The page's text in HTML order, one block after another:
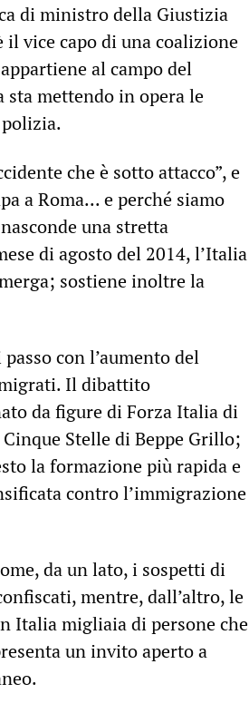
di ministro della Giustizia
vice capo di una coalizione
al campo del
sta mettendo in opera le
che è sotto attacco”, e
a Roma... e perché siamo
una stretta
di agosto del 2014, l’Italia
sostiene inoltre la
con l’aumento del
Il dibattito
da figure di Forza Italia di
Stelle di Beppe Grillo;
la formazione più rapida e
contro l’immigrazione
da un lato, i sospetti di
mentre, dall’altro, le
Italia migliaia di persone che
un invito aperto a